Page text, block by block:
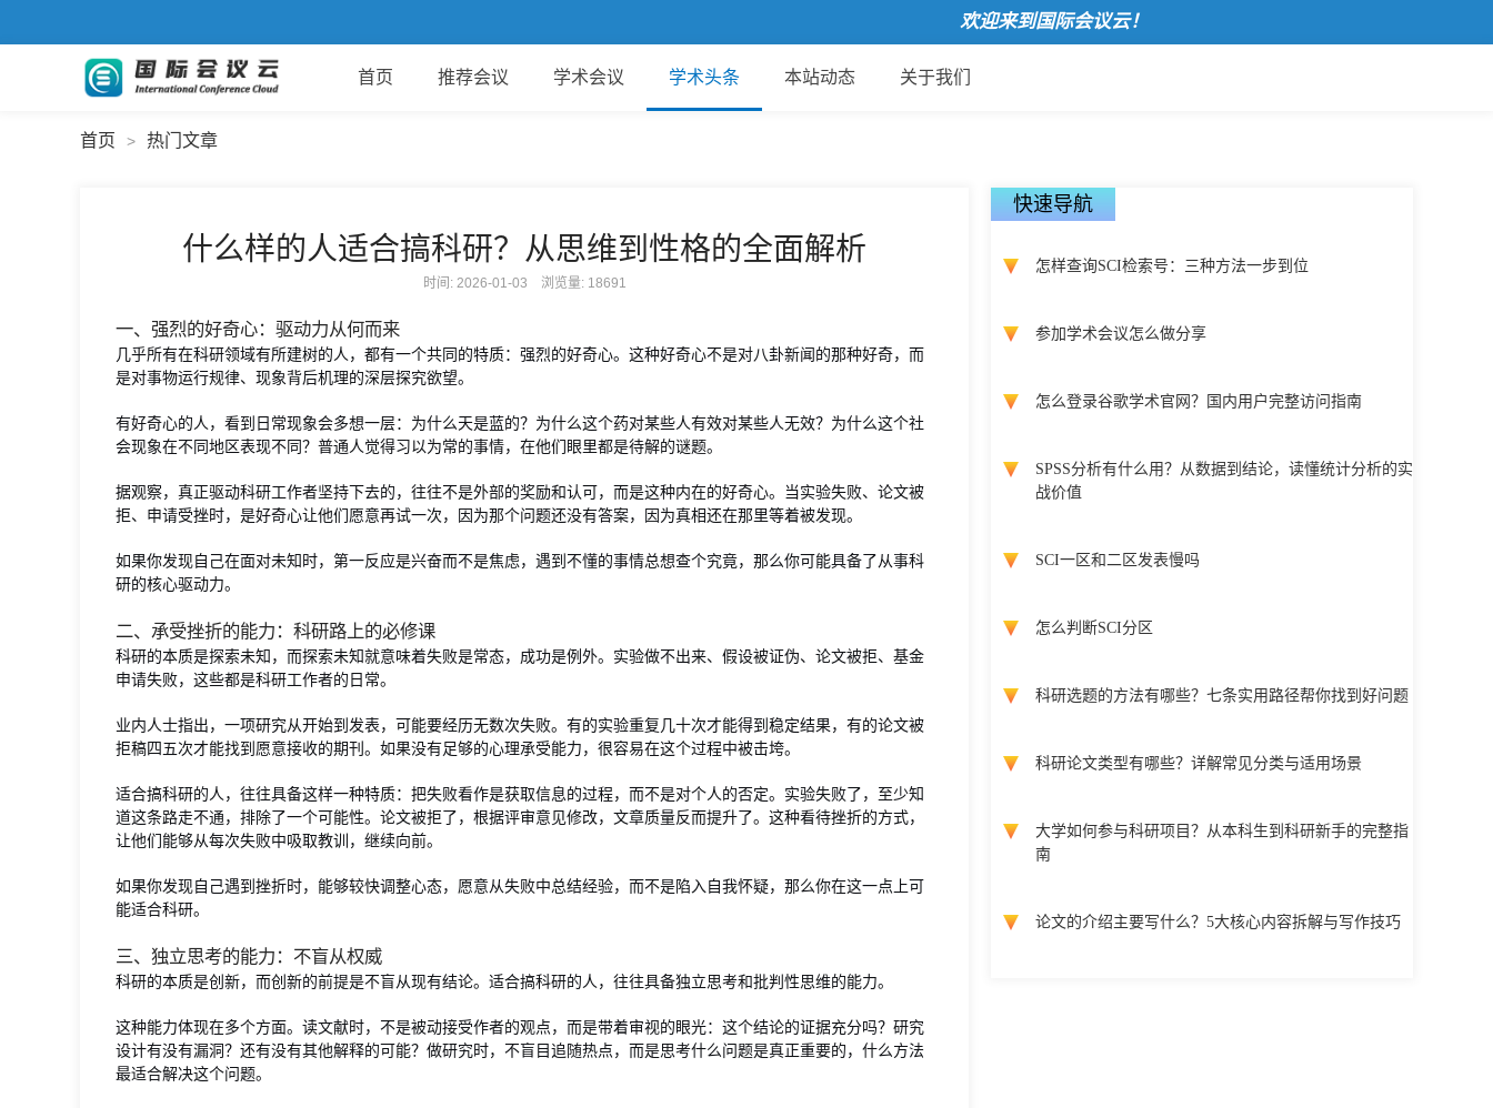
欢迎来到国际会议云！
首页 推荐会议 学术会议 学术头条 本站动态 关于我们
首页 > 热门文章
什么样的人适合搞科研？从思维到性格的全面解析
时间: 2026-01-03 浏览量: 18691
一、强烈的好奇心：驱动力从何而来
几乎所有在科研领域有所建树的人，都有一个共同的特质：强烈的好奇心。这种好奇心不是对八卦新闻的那种好奇，而
是对事物运行规律、现象背后机理的深层探究欲望。
有好奇心的人，看到日常现象会多想一层：为什么天是蓝的？为什么这个药对某些人有效对某些人无效？为什么这个社
会现象在不同地区表现不同？普通人觉得习以为常的事情，在他们眼里都是待解的谜题。
据观察，真正驱动科研工作者坚持下去的，往往不是外部的奖励和认可，而是这种内在的好奇心。当实验失败、论文被
拒、申请受挫时，是好奇心让他们愿意再试一次，因为那个问题还没有答案，因为真相还在那里等着被发现。
如果你发现自己在面对未知时，第一反应是兴奋而不是焦虑，遇到不懂的事情总想查个究竟，那么你可能具备了从事科
研的核心驱动力。
二、承受挫折的能力：科研路上的必修课
科研的本质是探索未知，而探索未知就意味着失败是常态，成功是例外。实验做不出来、假设被证伪、论文被拒、基金
申请失败，这些都是科研工作者的日常。
业内人士指出，一项研究从开始到发表，可能要经历无数次失败。有的实验重复几十次才能得到稳定结果，有的论文被
拒稿四五次才能找到愿意接收的期刊。如果没有足够的心理承受能力，很容易在这个过程中被击垮。
适合搞科研的人，往往具备这样一种特质：把失败看作是获取信息的过程，而不是对个人的否定。实验失败了，至少知
道这条路走不通，排除了一个可能性。论文被拒了，根据评审意见修改，文章质量反而提升了。这种看待挫折的方式，
让他们能够从每次失败中吸取教训，继续向前。
如果你发现自己遇到挫折时，能够较快调整心态，愿意从失败中总结经验，而不是陷入自我怀疑，那么你在这一点上可
能适合科研。
三、独立思考的能力：不盲从权威
科研的本质是创新，而创新的前提是不盲从现有结论。适合搞科研的人，往往具备独立思考和批判性思维的能力。
这种能力体现在多个方面。读文献时，不是被动接受作者的观点，而是带着审视的眼光：这个结论的证据充分吗？研究
设计有没有漏洞？还有没有其他解释的可能？做研究时，不盲目追随热点，而是思考什么问题是真正重要的，什么方法
最适合解决这个问题。
快速导航
怎样查询SCI检索号：三种方法一步到位
参加学术会议怎么做分享
怎么登录谷歌学术官网？国内用户完整访问指南
SPSS分析有什么用？从数据到结论，读懂统计分析的实
战价值
SCI一区和二区发表慢吗
怎么判断SCI分区
科研选题的方法有哪些？七条实用路径帮你找到好问题
科研论文类型有哪些？详解常见分类与适用场景
大学如何参与科研项目？从本科生到科研新手的完整指
南
论文的介绍主要写什么？5大核心内容拆解与写作技巧